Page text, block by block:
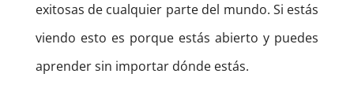
exitosas de cualquier parte del mundo. Si estás
viendo esto es porque estás abierto y puedes
aprender sin importar dónde estás.